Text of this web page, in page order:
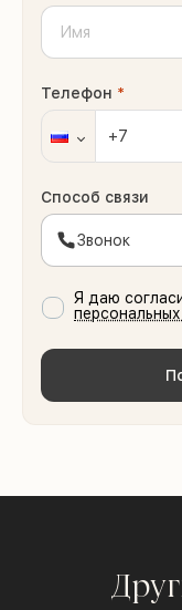
Телефон *
Способ связи
Звонок
Я даю